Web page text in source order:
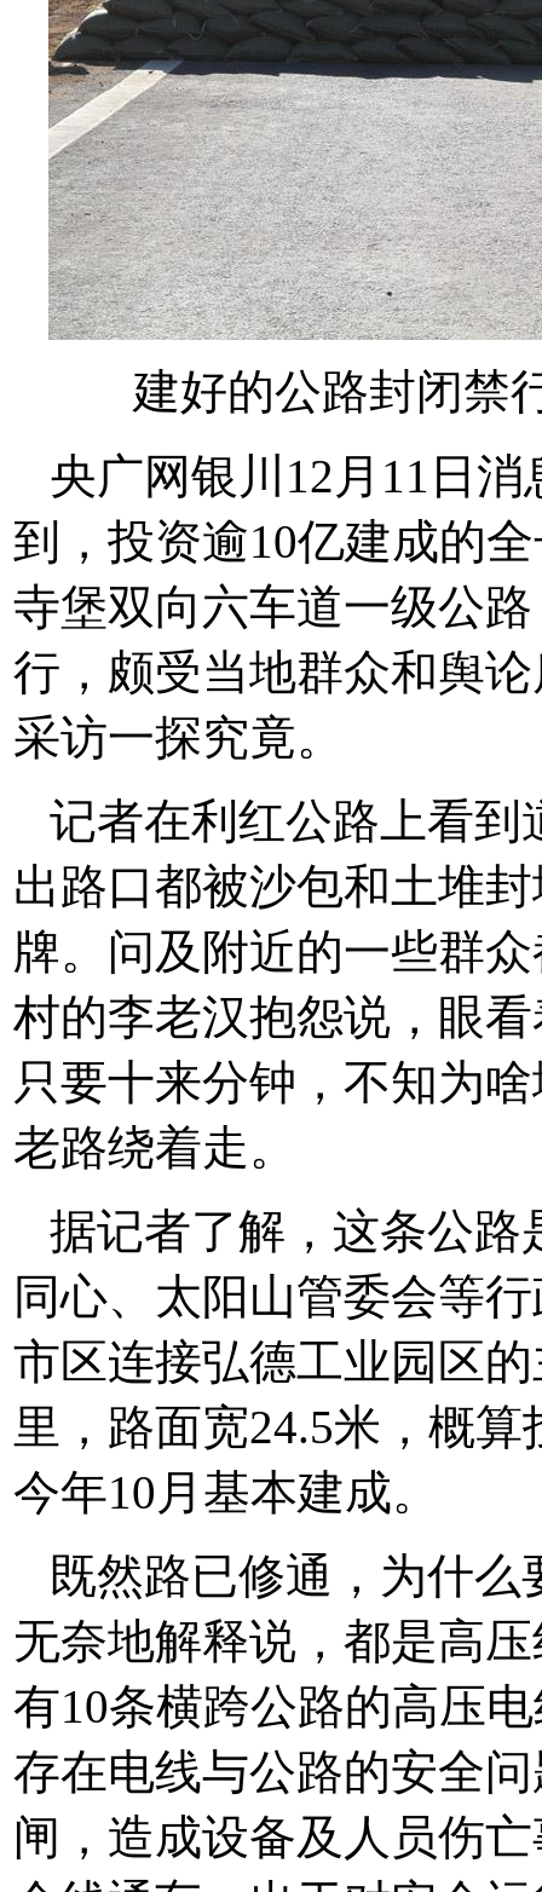
建好的公路封闭禁
央广网银川12月11日
到，投资逾10亿建成的
寺堡双向六车道一级公
行，颇受当地群众和舆
采访一探究竟。
记者在利红公路上看
出路口都被沙包和土堆
牌。问及附近的一些群
村的李老汉抱怨说，眼
只要十来分钟，不知为
老路绕着走。
据记者了解，这条公
同心、太阳山管委会等
市区连接弘德工业园区
里，路面宽24.5米，概
今年10月基本建成。
既然路已修通，为什
无奈地解释说，都是高
有10条横跨公路的高压
存在电线与公路的安全
闸，造成设备及人员伤